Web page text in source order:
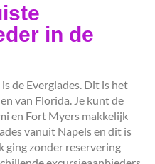
in de
de Everglades. Dit is het
van Florida. Je kunt de
en Fort Myers makkelijk
vanuit Napels en dit is
ging zonder reservering